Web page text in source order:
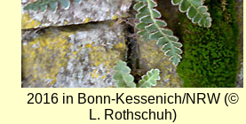
2016 in Bonn-Kessenich/NRW (©
L. Rothschuh)